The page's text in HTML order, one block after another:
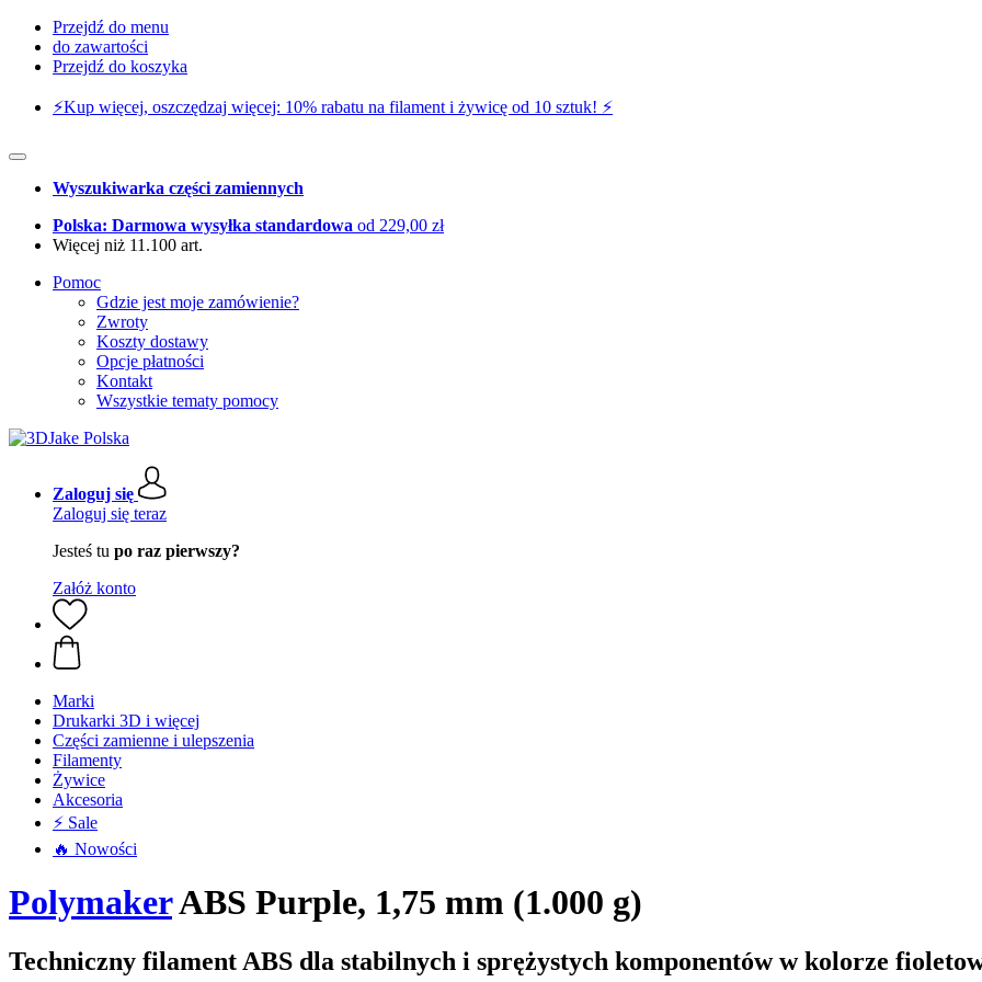
Przejdź do menu
do zawartości
Przejdź do koszyka
⚡️Kup więcej, oszczędzaj więcej: 10% rabatu na filament i żywicę od 10 sztuk! ⚡️
Wyszukiwarka części zamiennych
Polska: Darmowa wysyłka standardowa od 229,00 zł
Więcej niż 11.100 art.
Pomoc
Gdzie jest moje zamówienie?
Zwroty
Koszty dostawy
Opcje płatności
Kontakt
Wszystkie tematy pomocy
Zaloguj się
Zaloguj się teraz
Jesteś tu po raz pierwszy?
Załóż konto
Marki
Drukarki 3D i więcej
Części zamienne i ulepszenia
Filamenty
Żywice
Akcesoria
⚡ Sale
🔥 Nowości
PolymakerABS Purple, 1,75 mm (1.000 g)
Techniczny filament ABS dla stabilnych i sprężystych komponentów w kolorze